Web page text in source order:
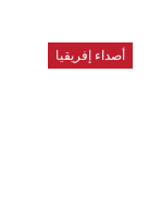
أصداء إفريقيا